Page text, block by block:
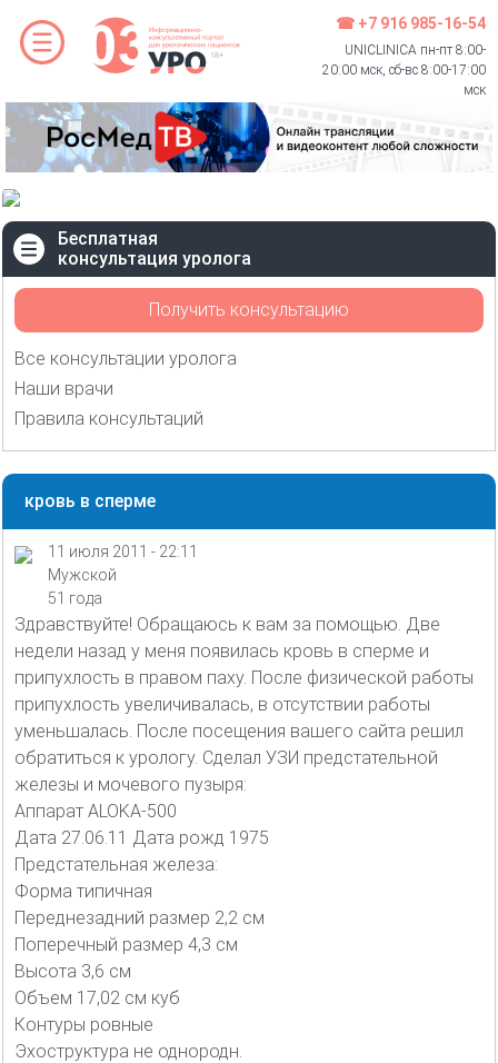
☎ +7 916 985-16-54
UNICLINICA пн-пт 8:00-
20:00 мск, сб-вс 8:00-17:00
мск
Бесплатная
консультация уролога
Получить консультацию
Все консультации уролога
Наши врачи
Правила консультаций
кровь в сперме
11 июля 2011 - 22:11
Мужской
51 года
Здравствуйте! Обращаюсь к вам за помощью. Две
недели назад у меня появилась кровь в сперме и
припухлость в правом паху. После физической работы
припухлость увеличивалась, в отсутствии работы
уменьшалась. После посещения вашего сайта решил
обратиться к урологу. Сделал УЗИ предстательной
железы и мочевого пузыря:
Аппарат ALOKA-500
Дата 27.06.11 Дата рожд 1975
Предстательная железа:
Форма типичная
Переднезадний размер 2,2 см
Поперечный размер 4,3 см
Высота 3,6 см
Объем 17,02 см куб
Контуры ровные
Эхоструктура не однородн.